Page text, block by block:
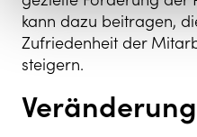
kann dazu beitragen,
Zufriedenheit der
steigern.